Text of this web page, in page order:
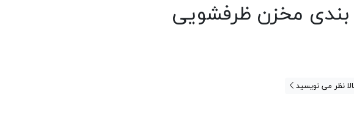
بندی مخزن ظرفشویی
نظر می نویسید